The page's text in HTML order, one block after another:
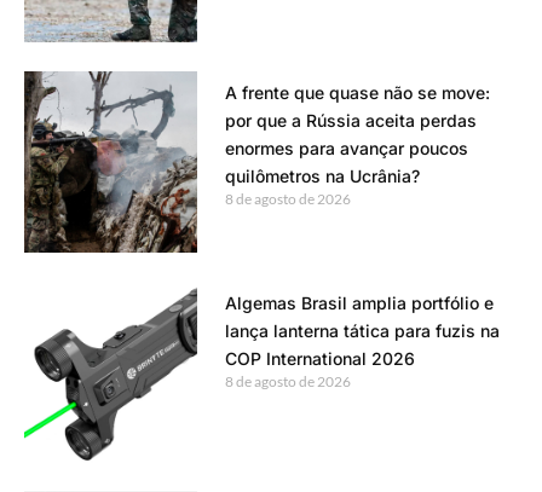
A frente que quase não se move:
por que a Rússia aceita perdas
enormes para avançar poucos
quilômetros na Ucrânia?
8 de agosto de 2026
Algemas Brasil amplia portfólio e
lança lanterna tática para fuzis na
COP International 2026
8 de agosto de 2026